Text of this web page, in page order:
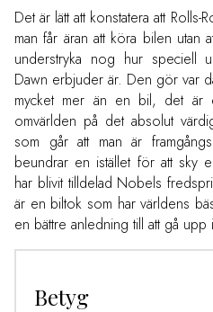
Det är lätt att konstatera att
man får äran att köra bilen utan
understryka nog hur speciell
Dawn erbjuder är. Den gör var
mycket mer än en bil, det är
omvärlden på det absolut
som går att man är
beundrar en istället för att sky
har blivit tilldelad Nobels
är en biltok som har världens
en bättre anledning till att gå
Betyg